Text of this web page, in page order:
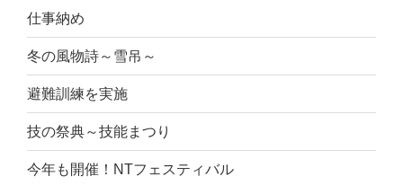
仕事納め
冬の風物詩～雪吊～
避難訓練を実施
技の祭典～技能まつり
今年も開催！NTフェスティバル